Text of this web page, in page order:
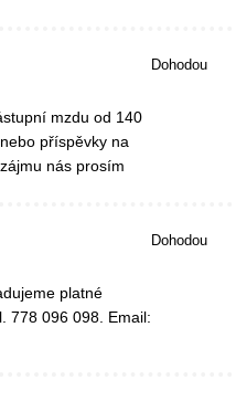
mzdu od 140
příspěvky na
nás prosím
Dohodou
platné
778 096 098. Email:
Dohodou